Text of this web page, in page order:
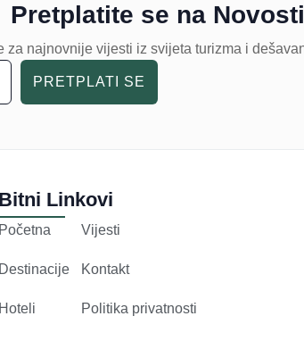
Pretplatite se na Novosti
za najnovnije vijesti iz svijeta turizma i
PRETPLATI SE
Bitni Linkovi
Početna
Destinacije
Hoteli
Vijesti
Kontakt
Politika privatnosti